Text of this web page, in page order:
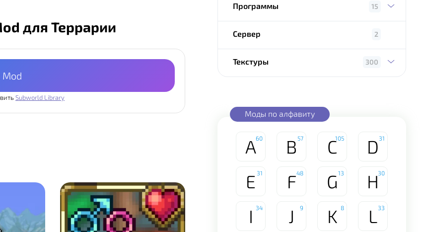
для Террарии
Subworld Library
Программы 15
Сервер 2
Текстуры 300
Моды по алфавиту
A60 B 57 C105 D 31
E 31 F48 G 13 H30
I 34 J 9 K 8 L 33